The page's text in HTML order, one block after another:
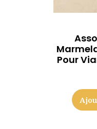
Pour